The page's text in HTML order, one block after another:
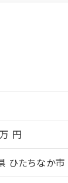
円
ひたちなか